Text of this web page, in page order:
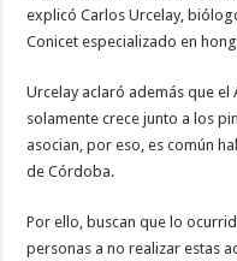
explicó Carlos Urcelay,
Conicet especializado en
Urcelay aclaró además que
solamente crece junto a los
asocian, por eso, es común
de Córdoba.
Por ello, buscan que lo
personas a no realizar estas